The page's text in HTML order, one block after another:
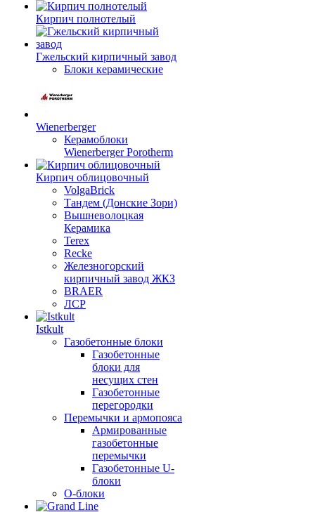
Кирпич полнотелый
Гжельский кирпичный завод
Блоки керамические
Wienerberger
Керамоблоки
Wienerberger Porotherm
Кирпич облицовочный
VolgaBrick
Тандем (Донские Зори)
Вышневолоцкая
Керамика
Terex
Recke
Железногорский
кирпичный завод ЖКЗ
BRAER
ЛСР
Istkult
Газобетонные блоки
Газобетонные
блоки для
несущих стен
Газобетонные
перегородки
Перемычки и армопояса
Армированные
газобетонные
перемычки
Газобетонные U-
блоки
О-блоки